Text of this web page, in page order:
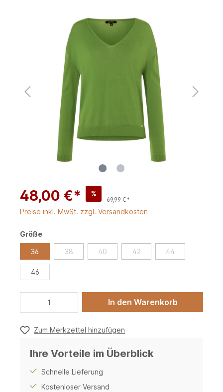
48,00 €* %
69,99 €*
Preise inkl. MwSt. zzgl. Versandkosten
Größe
36 38 40 42 44
46
In den Warenkorb
Zum Merkzettel hinzufügen
Ihre Vorteile im Überblick
Schnelle Lieferung
Kostenloser Versand